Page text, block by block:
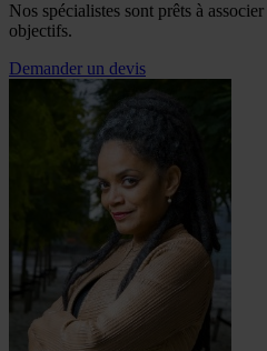
Nos spécialistes sont prêts à
objectifs.
Demander un devis